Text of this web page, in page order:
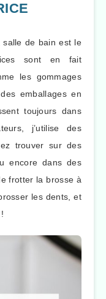
salle de bain est le
sont en fait
les gommages
emballages en
toujours dans
j’utilise des
trouver sur des
encore dans des
frotter la brosse à
les dents, et